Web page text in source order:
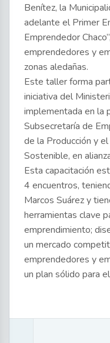
Benítez, la
adelante el Primer
Emprendedor
emprendedores y
zonas aledañas.
Este taller forma
iniciativa del
implementada en la
Subsecretaría de
de la Producción y
Sostenible, en
Esta capacitación
4 encuentros,
Marcos Suárez y
herramientas clave
emprendimiento;
un mercado
emprendedores y
un plan sólido para